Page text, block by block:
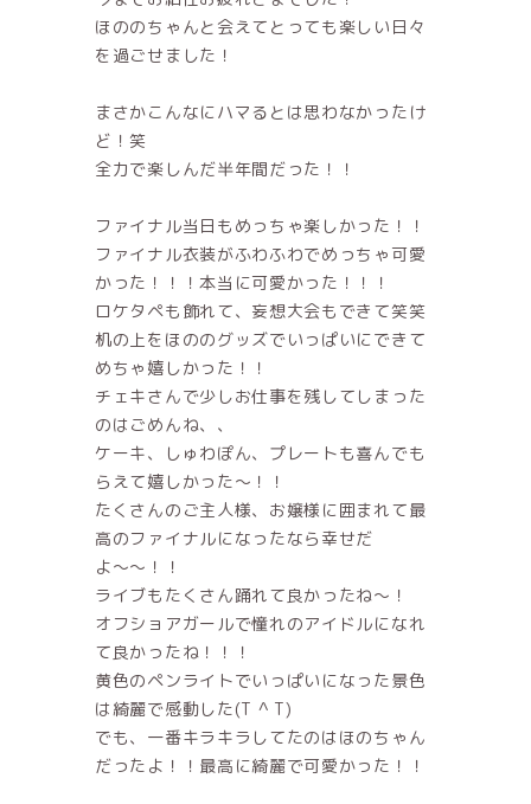
ほののちゃんと会えてとっても楽しい日々
を過ごせました！
まさかこんなにハマるとは思わなかったけ
ど！笑
全力で楽しんだ半年間だった！！
ファイナル当日もめっちゃ楽しかった！！
ファイナル衣装がふわふわでめっちゃ可愛
かった！！！本当に可愛かった！！！
ロケタペも飾れて、妄想大会もできて笑笑
机の上をほののグッズでいっぱいにできて
めちゃ嬉しかった！！
チェキさんで少しお仕事を残してしまった
のはごめんね、、
ケーキ、しゅわぽん、プレートも喜んでも
らえて嬉しかった〜！！
たくさんのご主人様、お嬢様に囲まれて最
高のファイナルになったなら幸せだ
よ〜〜！！
ライブもたくさん踊れて良かったね〜！
オフショアガールで憧れのアイドルになれ
て良かったね！！！
黄色のペンライトでいっぱいになった景色
は綺麗で感動した(T ^ T)
でも、一番キラキラしてたのはほのちゃん
だったよ！！最高に綺麗で可愛かった！！